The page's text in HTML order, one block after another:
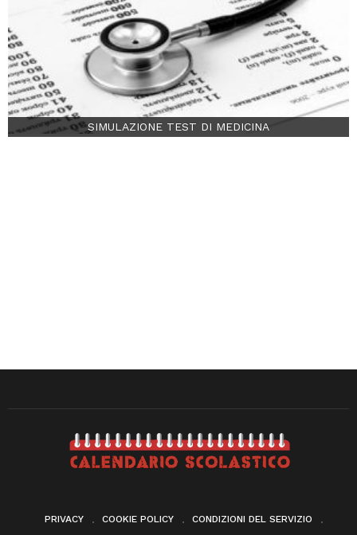
SIMULAZIONE TEST DI MEDICINA
PRIVACY COOKIE POLICY
CONDIZIONI DEL SERVIZIO